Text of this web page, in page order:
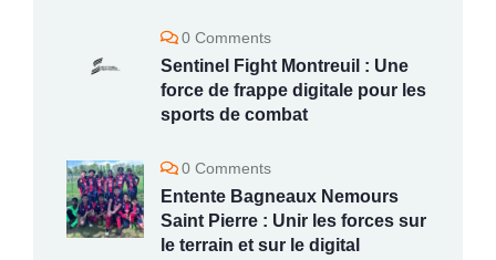
0 Comments
Sentinel Fight Montreuil : Une
force de frappe digitale pour les
sports de combat
0 Comments
Entente Bagneaux Nemours
Saint Pierre : Unir les forces sur
le terrain et sur le digital